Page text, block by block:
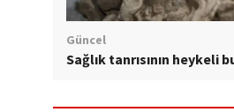
Güncel
Sağlık tanrısının heykeli